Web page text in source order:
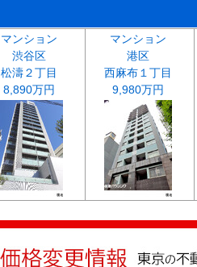
マンション
渋谷区
松濤２丁目
8,890万円
マンション
港区
西麻布１丁目
9,980万円